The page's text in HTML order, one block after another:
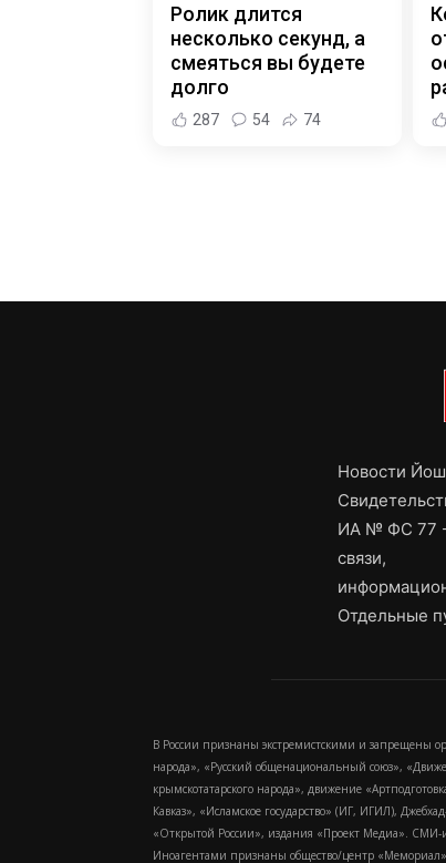
Ролик длится
несколько секунд, а
смеяться вы будете
долго
287 54 74
Новости
ИА № ФС 77 -
связи,
Отдельные
В России признаны экстремистскими и запрещены
народа», «Русский общенациональный союз»,
крымскотатарского народа», движение
Кавказ», «Исламское государство» (ИГ, ИГИЛ),
«Открытой России», издания «Проект Медиа».
Иноагентами признаны общество/центр